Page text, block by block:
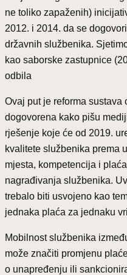
ne toliko zapaženih)
2012. i 2014. da se
državnih službenika.
kao saborske zastupnice
odbila
Ovaj put je reforma
dogovorena kako pišu
rješenje koje će od 2019.
kvalitete službenika prema
mjesta, kompetencija i
nagrađivanja službenika.
trebalo biti usvojeno kao
jednaka plaća za jednaku
Mobilnost službenika
može značiti promjenu
o unapređenju ili